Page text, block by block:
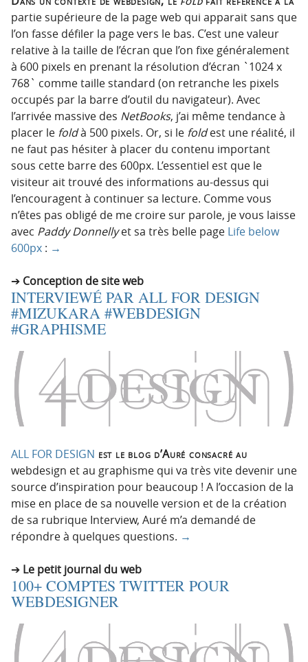
partie supérieure de la page web qui apparait sans que
l’on fasse défiler la page vers le bas. C’est une valeur
relative à la taille de l’écran que l’on fixe généralement
à 600 pixels en prenant la résolution d’écran `1024 x
768` comme taille standard (on retranche les pixels
occupés par la barre d’outil du navigateur). Avec
l’arrivée massive des NetBooks, j’ai même tendance à
placer le foldà 500 pixels. Or, si le foldest une réalité, il
ne faut pas hésiter à placer du contenu important
sous cette barre des 600px. L’essentiel est que le
visiteur ait trouvé des informations au-dessus qui
l’encouragent à continuer sa lecture. Comme vous
n’êtes pas obligé de me croire sur parole, je vous laisse
avec Paddy Donnellyet sa très belle page Life below
600px : →
Conception de site web
INTERVIEWÉ PAR ALL FOR DESIGN
#MIZUKARA #WEBDESIGN
#GRAPHISME
ALL FOR DESIGN est le blog d’Auré consacré au
webdesign et au graphisme qui va très vite devenir une
source d’inspiration pour beaucoup ! A l’occasion de la
mise en place de sa nouvelle version et de la création
de sa rubrique Interview, Auré m’a demandé de
répondre à quelques questions. →
Le petit journal du web
100+ COMPTES TWITTER POUR
WEBDESIGNER